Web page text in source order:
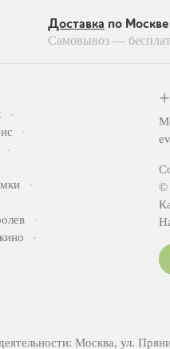
Доставка по
Самовывоз —
©
Москва, ул.